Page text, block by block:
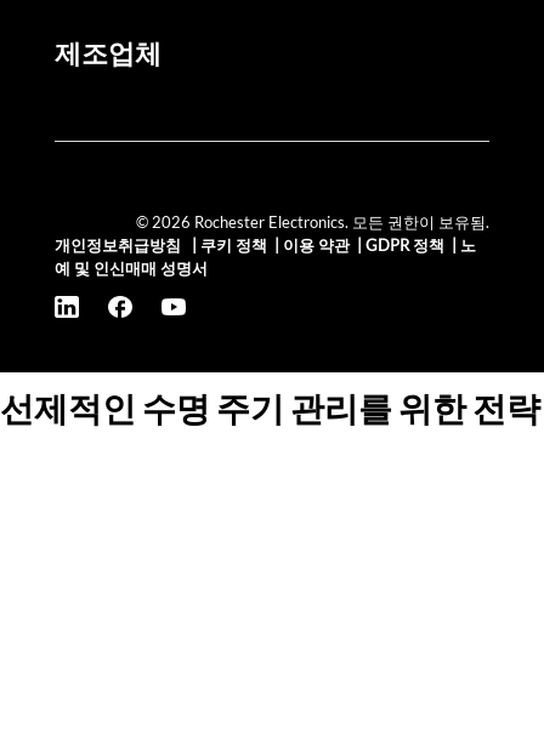
제조업체
© 2026 Rochester Electronics. 모든 권한이 보유됨.
개인정보취급방침
쿠키 정책 이용 약관| GDPR 정책
노
예 및 인신매매 성명서
선제적인 수명 주기 관리를 위한 전략